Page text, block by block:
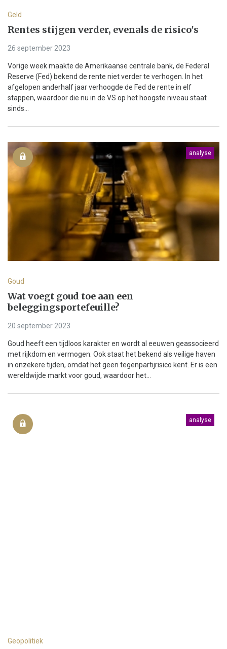
Geld
Rentes stijgen verder, evenals de risico's
26 september 2023
Vorige week maakte de Amerikaanse centrale bank, de Federal
Reserve (Fed) bekend de rente niet verder te verhogen. In het
afgelopen anderhalf jaar verhoogde de Fed de rente in elf
stappen, waardoor die nu in de VS op het hoogste niveau staat
sinds...
analyse
Goud
Wat voegt goud toe aan een
beleggingsportefeuille?
20 september 2023
Goud heeft een tijdloos karakter en wordt al eeuwen geassocieerd
met rijkdom en vermogen. Ook staat het bekend als veilige haven
in onzekere tijden, omdat het geen tegenpartijrisico kent. Er is een
wereldwijde markt voor goud, waardoor het...
analyse
Geopolitiek